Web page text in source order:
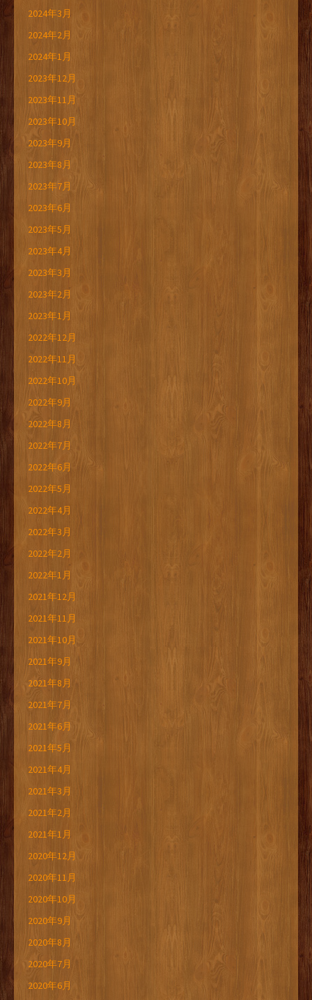
2024年3月
2024年2月
2024年1月
2023年12月
2023年11月
2023年10月
2023年9月
2023年8月
2023年7月
2023年6月
2023年5月
2023年4月
2023年3月
2023年2月
2023年1月
2022年12月
2022年11月
2022年10月
2022年9月
2022年8月
2022年7月
2022年6月
2022年5月
2022年4月
2022年3月
2022年2月
2022年1月
2021年12月
2021年11月
2021年10月
2021年9月
2021年8月
2021年7月
2021年6月
2021年5月
2021年4月
2021年3月
2021年2月
2021年1月
2020年12月
2020年11月
2020年10月
2020年9月
2020年8月
2020年7月
2020年6月